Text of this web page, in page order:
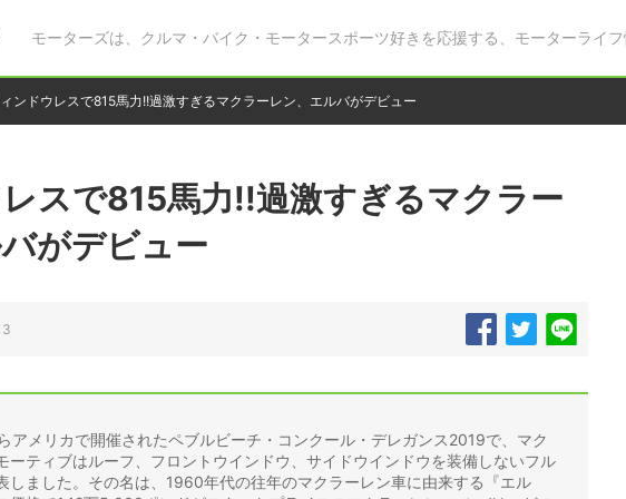
モーターズは、クルマ・バイク・モータースポーツ好きを応援する、モーターライフ
ンドウレスで815馬力!!過激すぎるマクラーレン、エルバがデビュー
スで815馬力!!過激すぎるマクラー
がデビュー
アメリカで開催されたペブルビーチ・コンクール・デレガンス2019で、マク
ーティブはルーフ、フロントウインドウ、サイドウインドウを装備しないフル
しました。その名は、1960年代の往年のマクラーレン車に由来する『エル